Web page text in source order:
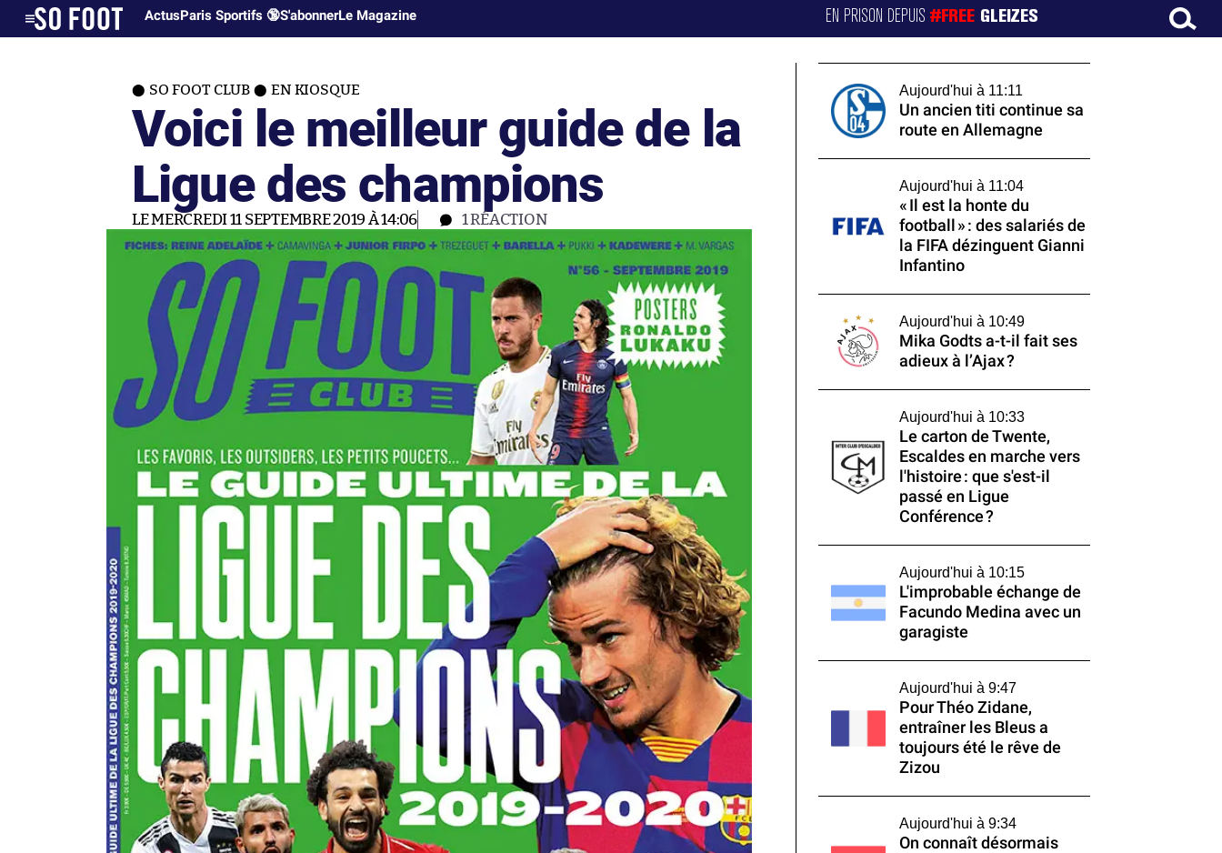
ActusParis Sportifs 🔞S'abonnerLe Magazine EN PRISON DEPUIS#FREE GLEIZES
SO FOOT CLUB EN KIOSQUE
Voici le meilleur guide de la
Ligue des champions
LE MERCREDI 11 SEPTEMBRE 2019 À 14:06 1RÉACTION
Aujourd'hui à 11:11
Un ancien titi continue sa
route en Allemagne
Aujourd'hui à 11:04
« Il est la honte du
football » : des salariés de
la FIFA dézinguent Gianni
Infantino
Aujourd'hui à 10:49
Mika Godts a-t-il fait ses
adieux à l’Ajax ?
Aujourd'hui à 10:33
Le carton de Twente,
Escaldes en marche vers
l'histoire : que s'est-il
passé en Ligue
Conférence ?
Aujourd'hui à 10:15
L'improbable échange de
Facundo Medina avec un
garagiste
Aujourd'hui à 9:47
Pour Théo Zidane,
entraîner les Bleus a
toujours été le rêve de
Zizou
Aujourd'hui à 9:34
On connaît désormais